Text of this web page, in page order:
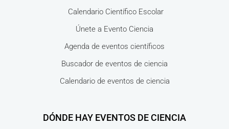
Calendario Científico Escolar
Únete a Evento Ciencia
Agenda de eventos científicos
Buscador de eventos de ciencia
Calendario de eventos de ciencia
DÓNDE HAY EVENTOS DE CIENCIA